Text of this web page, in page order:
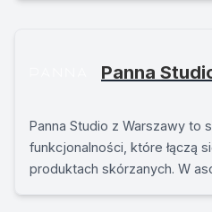
Panna
Panna Studio z Warszawy to
funkcjonalności, które łączą
produktach skórzanych. W